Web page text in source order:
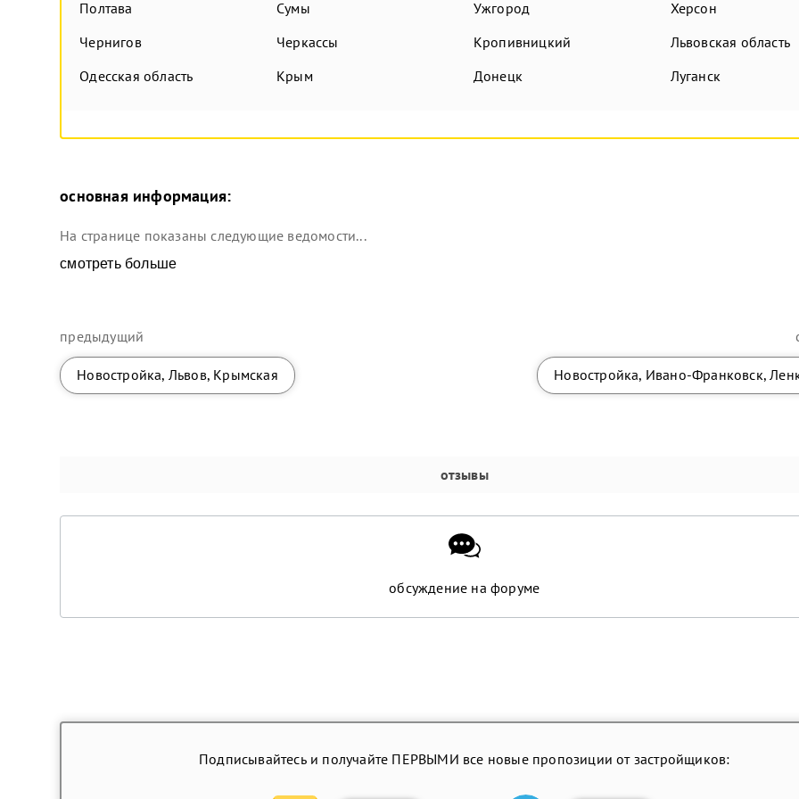
Полтава
Сумы Ужгород
Херсон
Чернигов
Черкассы Кропивницкий
Львовская область
Одесская область
Крым Донецк Луганск
основная информация:
На странице показаны следующие ведомости...
смотреть больше
предыдущий
Новостройка, Львов, Крымская Новостройка, Ивано-Франковск,
отзывы
обсуждение на форуме
Подписывайтесь и получайте ПЕРВЫМИ все новые пропозиции от застройщиков: